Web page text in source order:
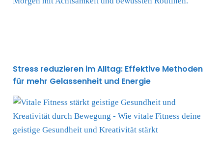
Stress reduzieren im Alltag: Effektive Methoden
für mehr Gelassenheit und Energie
Wie vitale Fitness deine geistige Gesundheit und